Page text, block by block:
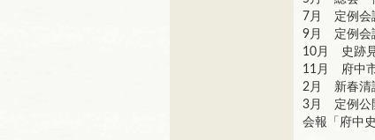
7月 定例会
9月 定例会
10月 史跡
11月 府中市
2月 新春清
3月 定例公
会報「府中